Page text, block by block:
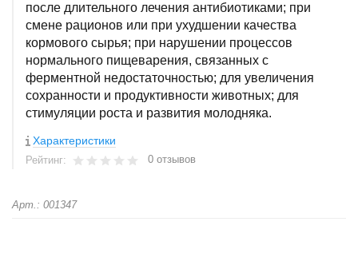
после длительного лечения антибиотиками; при
смене рационов или при ухудшении качества
кормового сырья; при нарушении процессов
нормального пищеварения, связанных с
ферментной недостаточностью; для увеличения
сохранности и продуктивности животных; для
стимуляции роста и развития молодняка.
Характеристики
Рейтинг: 0 отзывов
Арт.: 001347